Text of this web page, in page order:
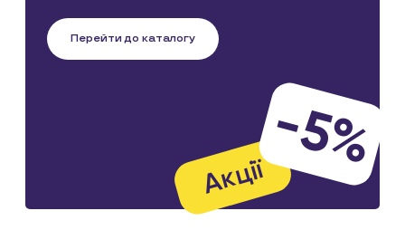
Перейти до каталогу
-5%
Акції